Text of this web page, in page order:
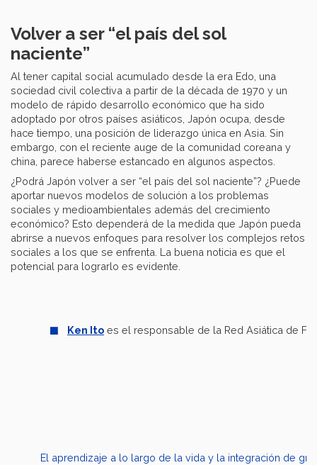
Volver a ser “el país del sol
naciente”
Al tener capital social acumulado desde la era Edo, una
sociedad civil colectiva a partir de la década de 1970 y un
modelo de rápido desarrollo económico que ha sido
adoptado por otros países asiáticos, Japón ocupa, desde
hace tiempo, una posición de liderazgo única en Asia. Sin
embargo, con el reciente auge de la comunidad coreana y
china, parece haberse estancado en algunos aspectos.
¿Podrá Japón volver a ser “el país del sol naciente”? ¿Puede
aportar nuevos modelos de solución a los problemas
sociales y medioambientales además del crecimiento
económico? Esto dependerá de la medida que Japón pueda
abrirse a nuevos enfoques para resolver los complejos retos
sociales a los que se enfrenta. La buena noticia es que el
potencial para lograrlo es evidente.
Ken Ito es el responsable de la Red Asiática de
El aprendizaje a lo largo de la vida y la integración de